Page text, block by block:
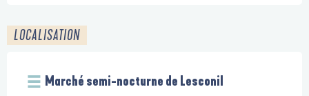
LOCALISATION
Marché semi-nocturne de Lesconil